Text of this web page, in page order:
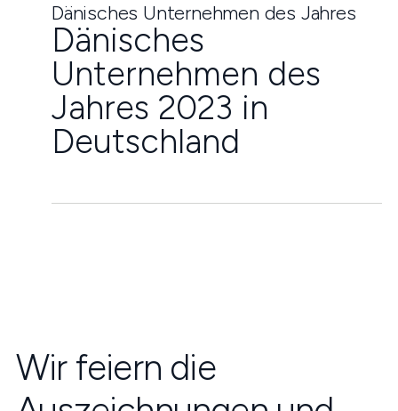
Wir feiern die
Dänisches Unternehmen des Jahres
Dänisches
Unternehmen des
Jahres 2023 in
Deutschland